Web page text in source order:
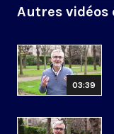
Autres vidéos
03:39